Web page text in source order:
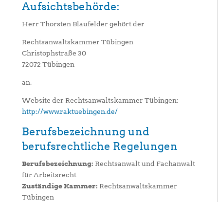
Aufsichtsbehörde:
Herr Thorsten Blaufelder gehört der
Rechtsanwaltskammer Tübingen
Christophstraße 30
72072 Tübingen
an.
Website der Rechtsanwaltskammer Tübingen:
http://www.raktuebingen.de/
Berufsbezeichnung und
berufsrechtliche Regelungen
Berufsbezeichnung: Rechtsanwalt und Fachanwalt
für Arbeitsrecht
Zuständige Kammer: Rechtsanwaltskammer
Tübingen